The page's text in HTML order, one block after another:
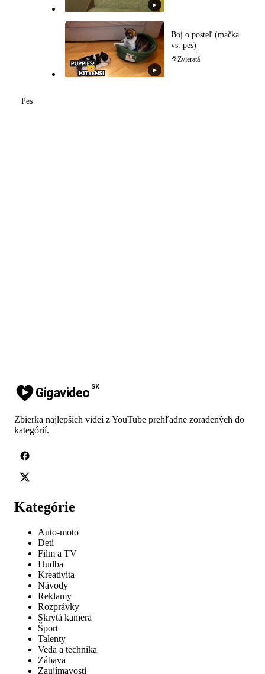
Pes
▶
▶
Boj o posteľ (mačka
vs. pes)
Zvieratá
Gigavideo SK
Zbierka najlepších videí z YouTube prehľadne zoradených do
kategórií.
Kategórie
Auto-moto
Deti
Film a TV
Hudba
Kreativita
Návody
Reklamy
Rozprávky
Skrytá kamera
Šport
Talenty
Veda a technika
Zábava
Zaujímavosti